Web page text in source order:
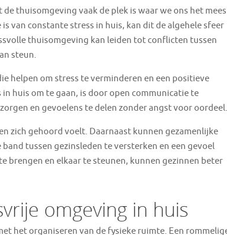
thuisomgeving vaak de plek is waar we ons het
van constante stress in huis, kan dit de algehele sfeer
thuisomgeving kan leiden tot conflicten tussen
steun.
helpen om stress te verminderen en een positieve
huis om te gaan, is door open communicatie te
en gevoelens te delen zonder angst voor oordeel.
zich gehoord voelt. Daarnaast kunnen gezamenlijke
tussen gezinsleden te versterken en een gevoel
brengen en elkaar te steunen, kunnen gezinnen beter
omgeving in huis
het organiseren van de fysieke ruimte. Een